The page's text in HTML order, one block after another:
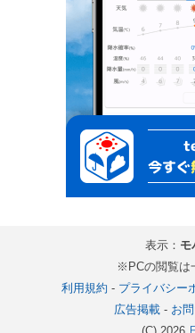
表示： モ
※PCの閲覧は
利用規約 - プライバシー
広告掲載- お